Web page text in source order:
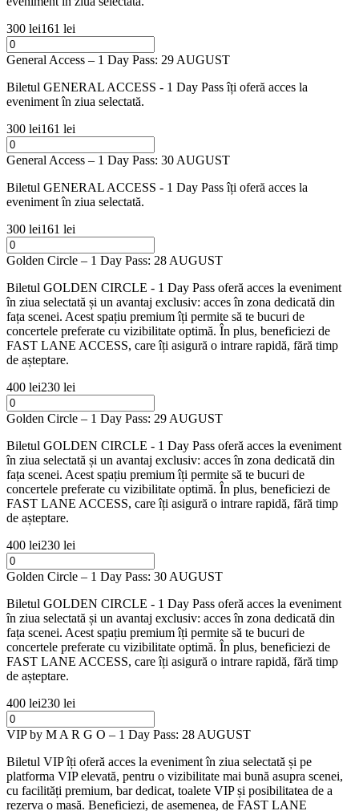
300 lei161 lei
General Access – 1 Day Pass: 29 AUGUST
Biletul GENERAL ACCESS - 1 Day Pass îți oferă acces la
eveniment în ziua selectată.
300 lei161 lei
General Access – 1 Day Pass: 30 AUGUST
Biletul GENERAL ACCESS - 1 Day Pass îți oferă acces la
eveniment în ziua selectată.
300 lei161 lei
Golden Circle – 1 Day Pass: 28 AUGUST
Biletul GOLDEN CIRCLE - 1 Day Pass oferă acces la eveniment
în ziua selectată și un avantaj exclusiv: acces în zona dedicată din
fața scenei. Acest spațiu premium îți permite să te bucuri de
concertele preferate cu vizibilitate optimă. În plus, beneficiezi de
FAST LANE ACCESS, care îți asigură o intrare rapidă, fără timp
de așteptare.
400 lei230 lei
Golden Circle – 1 Day Pass: 29 AUGUST
Biletul GOLDEN CIRCLE - 1 Day Pass oferă acces la eveniment
în ziua selectată și un avantaj exclusiv: acces în zona dedicată din
fața scenei. Acest spațiu premium îți permite să te bucuri de
concertele preferate cu vizibilitate optimă. În plus, beneficiezi de
FAST LANE ACCESS, care îți asigură o intrare rapidă, fără timp
de așteptare.
400 lei230 lei
Golden Circle – 1 Day Pass: 30 AUGUST
Biletul GOLDEN CIRCLE - 1 Day Pass oferă acces la eveniment
în ziua selectată și un avantaj exclusiv: acces în zona dedicată din
fața scenei. Acest spațiu premium îți permite să te bucuri de
concertele preferate cu vizibilitate optimă. În plus, beneficiezi de
FAST LANE ACCESS, care îți asigură o intrare rapidă, fără timp
de așteptare.
400 lei230 lei
VIP by M A R G O – 1 Day Pass: 28 AUGUST
Biletul VIP îți oferă acces la eveniment în ziua selectată și pe
platforma VIP elevată, pentru o vizibilitate mai bună asupra scenei,
cu facilități premium, bar dedicat, toalete VIP și posibilitatea de a
rezerva o masă. Beneficiezi, de asemenea, de FAST LANE